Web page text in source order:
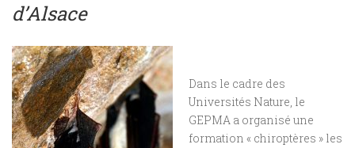
d’Alsace
Dans le cadre des
Universités Nature, le
GEPMA a organisé une
formation « chiroptères » les